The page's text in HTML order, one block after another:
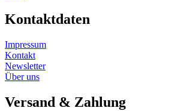
Kontaktdaten
Impressum
Kontakt
Newsletter
Über uns
Versand & Zahlung